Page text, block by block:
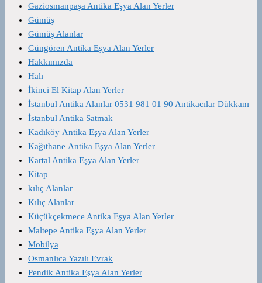
Gaziosmanpaşa Antika Eşya Alan Yerler
Gümüş
Gümüş Alanlar
Güngören Antika Eşya Alan Yerler
Hakkımızda
Halı
İkinci El Kitap Alan Yerler
İstanbul Antika Alanlar 0531 981 01 90 Antikacılar Dükkanı
İstanbul Antika Satmak
Kadıköy Antika Eşya Alan Yerler
Kağıthane Antika Eşya Alan Yerler
Kartal Antika Eşya Alan Yerler
Kitap
kılıç Alanlar
Kılıç Alanlar
Küçükçekmece Antika Eşya Alan Yerler
Maltepe Antika Eşya Alan Yerler
Mobilya
Osmanlıca Yazılı Evrak
Pendik Antika Eşya Alan Yerler